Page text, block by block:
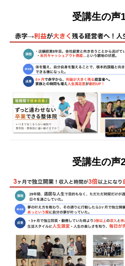
受講生の声
受講生の声